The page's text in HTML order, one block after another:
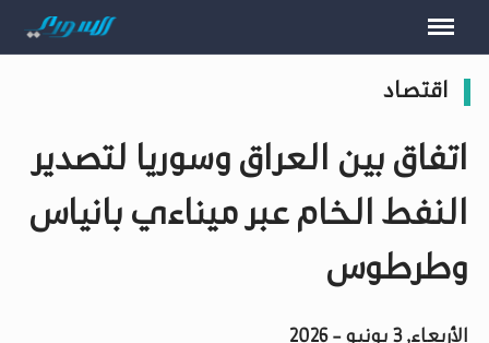
اقتصاد
اتفاق بين العراق وسوريا لتصدير
النفط الخام عبر ميناءي بانياس
وطرطوس
الأربعاء, 3 يونيو - 2026